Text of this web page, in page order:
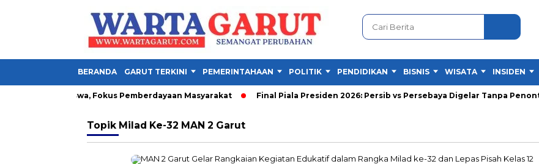
BERANDA GARUT TERKINI PEMERINTAHAAN POLITIK PENDIDIKAN BISNIS WISATA INSIDEN
1.342 Mahasiswa, Fokus Pemberdayaan Masyarakat Final Piala Presiden 2026: Persib vs Persebaya Digelar Tanpa Penonton
Topik Milad Ke-32 MAN 2 Garut